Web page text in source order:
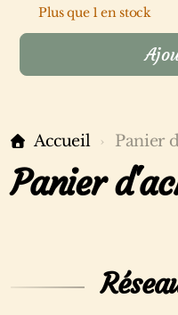
Plus que 1 en stock
Accueil Panier
Panier